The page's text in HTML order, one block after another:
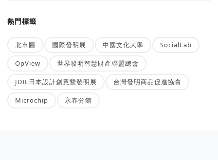
熱門標籤
北市圖 國際發明展 中國文化大學 SocialLab
OpView 世界發明智慧財產聯盟總會
JDIE日本設計創意暨發明展 台灣發明商品促進協會
Microchip 永春分館